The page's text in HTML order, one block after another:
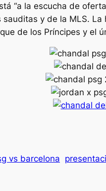
“a la escucha de
y de la MLS.
de los Príncipes y el
vs barcelona